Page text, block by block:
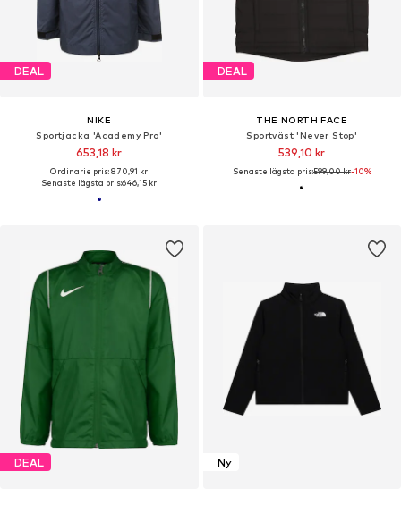
DEAL
NIKE
Sportjacka 'Academy Pro'
653,18 kr
Ordinarie pris: 870,91 kr
Senaste lägsta pris:646,15 kr
DEAL
THE NORTH FACE
Sportväst 'Never Stop'
539,10 kr
Senaste lägsta pris:599,00 kr-10%
DEAL Ny